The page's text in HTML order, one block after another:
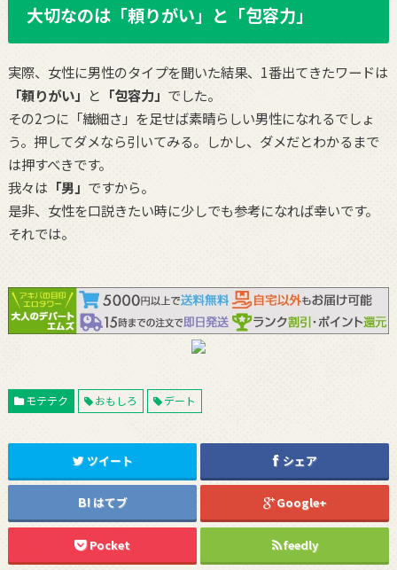
大切なのは「頼りがい」と「包容力」
実際、女性に男性のタイプを聞いた結果、1番出てきたワードは
「頼りがい」 と 「包容力」 でした。
その2つに「繊細さ」を足せば素晴らしい男性になれるでしょ
う。押してダメなら引いてみる。しかし、ダメだとわかるまで
は押すべきです。
我々は 「男」 ですから。
是非、女性を口説きたい時に少しでも参考になれば幸いです。
それでは。
モテテク おもしろ デート
ツイート シェア
はてブ Google+
Pocket feedly